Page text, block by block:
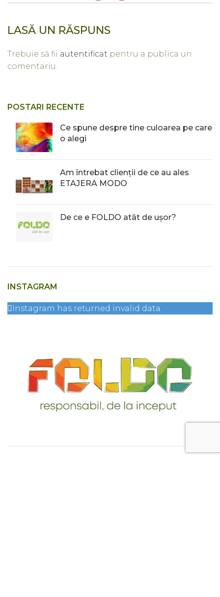
LASĂ UN RĂSPUNS
Trebuie să fii autentificat pentru a publica un
comentariu.
POSTARI RECENTE
Ce spune despre tine culoarea pe care
o alegi
Am întrebat clienții de ce au ales
ETAJERA MODO
De ce e FOLDO atât de ușor?
INSTAGRAM
Instagram has returned invalid data.